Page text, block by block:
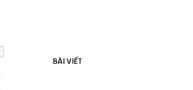
BÀI VIẾT